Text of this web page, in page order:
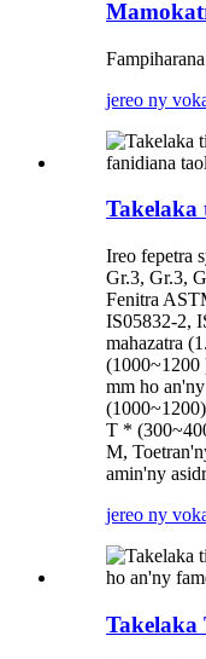
jereo ny
Takelaka
Ireo fepetra
Gr.3, Gr.3,
Fenitra
IS05832-2,
mahazatra
(1000~1200
mm ho
T *
M,
amin'ny
jereo ny
Takelaka